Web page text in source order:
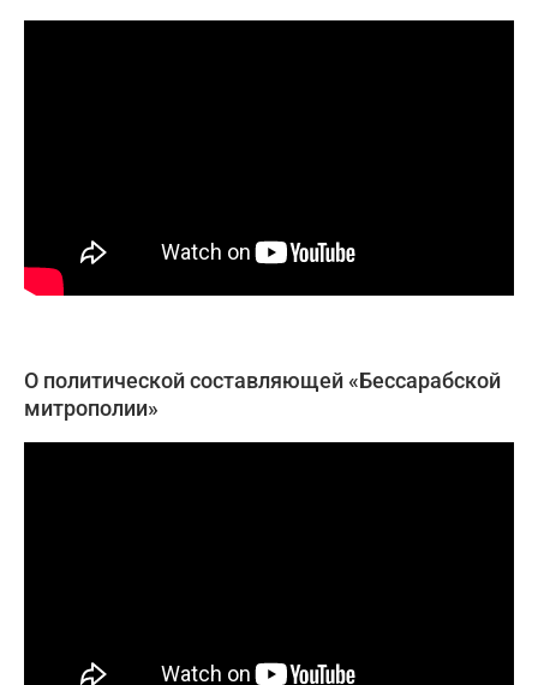
О политической составляющей «Бессарабской
митрополии»